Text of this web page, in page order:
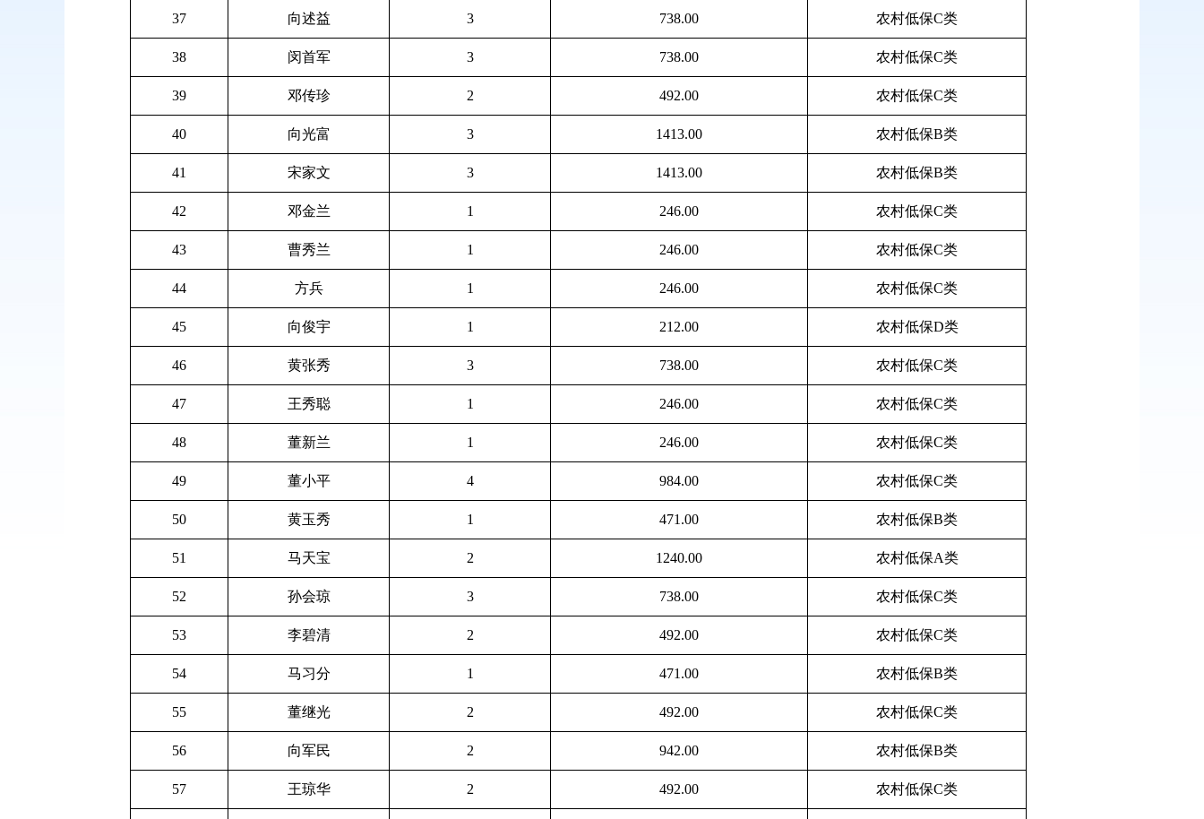
37 向述益 3 738.00 农村低保C类
38 闵首军 3 738.00 农村低保C类
39 邓传珍 2 492.00 农村低保C类
40 向光富 3 1413.00 农村低保B类
41 宋家文 3 1413.00 农村低保B类
42 邓金兰 1 246.00 农村低保C类
43 曹秀兰 1 246.00 农村低保C类
44 方兵 1 246.00 农村低保C类
45 向俊宇 1 212.00 农村低保D类
46 黄张秀 3 738.00 农村低保C类
47 王秀聪 1 246.00 农村低保C类
48 董新兰 1 246.00 农村低保C类
49 董小平 4 984.00 农村低保C类
50 黄玉秀 1 471.00 农村低保B类
51 马天宝 2 1240.00 农村低保A类
52 孙会琼 3 738.00 农村低保C类
53 李碧清 2 492.00 农村低保C类
54 马习分 1 471.00 农村低保B类
55 董继光 2 492.00 农村低保C类
56 向军民 2 942.00 农村低保B类
57 王琼华 2 492.00 农村低保C类